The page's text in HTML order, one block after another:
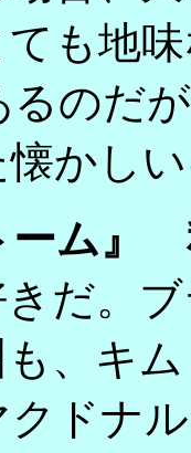
も地
のだ
かし
ーム』
だ。
、キ
クドナ